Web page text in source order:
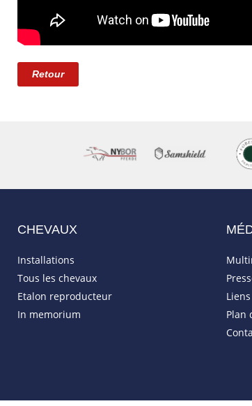
Retour
CHEVAUX
Installations
Tous les chevaux
Etalon reproducteur
In memorium
Liens
Plan